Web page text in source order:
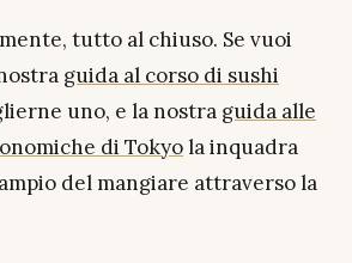
tutto al chiuso. Se vuoi
guida al corso di sushi
uno, e la nostra guida alle
di Tokyola inquadra
del mangiare attraverso la